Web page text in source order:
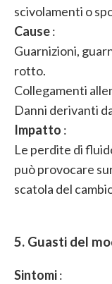
scivolamenti o
Cause:
Guarnizioni,
rotto.
Collegamenti
Danni derivanti
Impatto :
Le perdite di
può provocare
scatola del
5. Guasti del
Sintomi: